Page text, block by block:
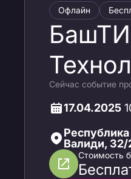
Офлайн
Сейчас событие
17.04.2025
Валиди, 32/
Стоимость